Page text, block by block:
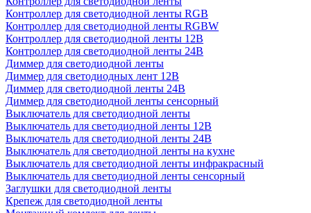
Контроллер для светодиодной ленты RGB
Контроллер для светодиодной ленты RGBW
Контроллер для светодиодной ленты 12В
Контроллер для светодиодной ленты 24В
Диммер для светодиодной ленты
Диммер для светодиодных лент 12В
Диммер для светодиодной ленты 24В
Диммер для светодиодной ленты сенсорный
Выключатель для светодиодной ленты
Выключатель для светодиодной ленты 12В
Выключатель для светодиодной ленты 24В
Выключатель для светодиодной ленты на кухне
Выключатель для светодиодной ленты инфракрасный
Выключатель для светодиодной ленты сенсорный
Заглушки для светодиодной ленты
Крепеж для светодиодной ленты